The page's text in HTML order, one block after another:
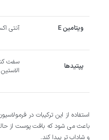
ویتامین آنتی
پپتیدها
سفت
الاستین
استفاده از این ترکیبات در
باعث می شود که بافت پوست از
و شاداب تر پیدا کند.